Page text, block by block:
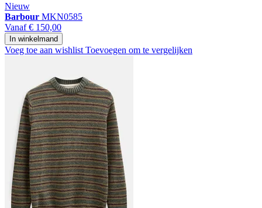
Nieuw
Barbour MKN0585
Vanaf € 150,00
In winkelmand
Voeg toe aan wishlist Toevoegen om te vergelijken